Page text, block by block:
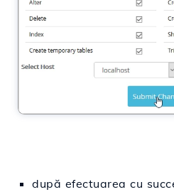
după efectuarea cu